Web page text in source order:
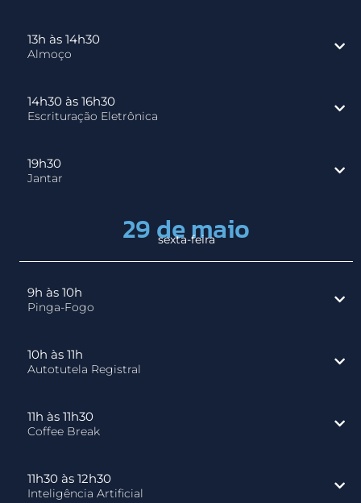
13h às 14h30
Almoço
14h30 às 16h30
Escrituração Eletrônica
19h30
Jantar
29 de maio
sexta-feira
9h às 10h
Pinga-Fogo
10h às 11h
Autotutela Registral
11h às 11h30
Coffee Break
11h30 às 12h30
Inteligência Artificial